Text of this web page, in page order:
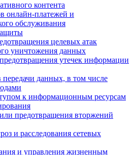
контента
онлайн-платежей и
обслуживания
целевых атак
уничтожения данных
утечек информации
данных, в том числе
к информационным ресурсам
предотвращения вторжений
и расследования сетевых
и управления жизненным